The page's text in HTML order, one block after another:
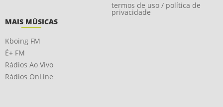
termos de uso / política de
privacidade
MAIS MÚSICAS
Kboing FM
É+ FM
Rádios Ao Vivo
Rádios OnLine